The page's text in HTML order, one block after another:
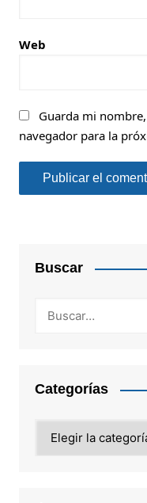
Web
Guarda mi
navegador para la
Buscar
Categorías